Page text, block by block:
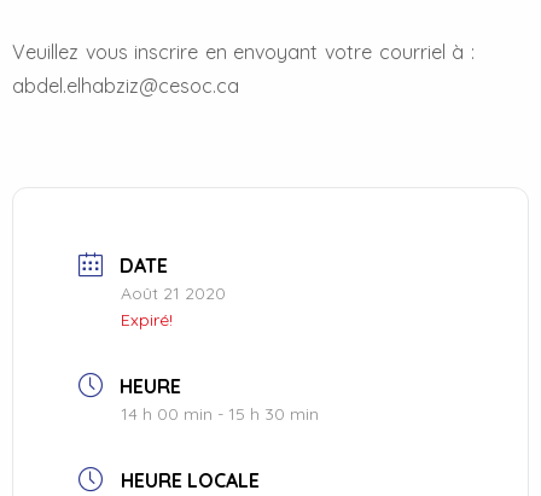
Veuillez vous inscrire en envoyant votre courriel à :
abdel.elhabziz@cesoc.ca
DATE
Août 21 2020
Expiré!
HEURE
14 h 00 min - 15 h 30 min
HEURE LOCALE